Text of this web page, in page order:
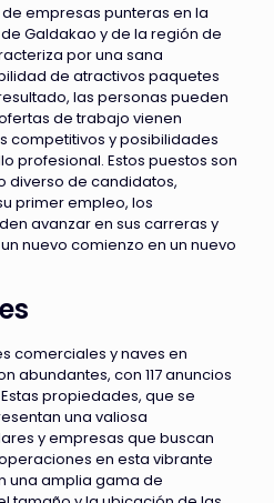
empresas punteras en la
Galdakao y de la región de
por una sana
de atractivos paquetes
las personas pueden
de trabajo vienen
competitivos y posibilidades
profesional. Estos puestos son
diverso de candidatos,
primer empleo, los
avanzar en sus carreras y
nuevo comienzo en un nuevo
comerciales y naves en
abundantes, con 117 anuncios
propiedades, que se
una valiosa
y empresas que buscan
en esta vibrante
una amplia gama de